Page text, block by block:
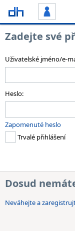
Zadejte své
Uživatelské jméno/e-
Heslo:
Zapomenuté heslo
Trvalé přihlášení
Dosud
Neváhejte a